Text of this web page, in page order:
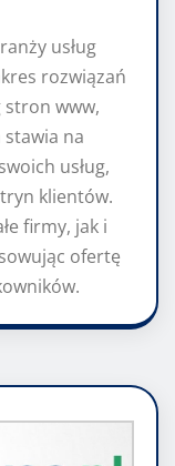
usług
rozwiązań
www,
stawia na
usług,
klientów.
firmy, jak i
ofertę